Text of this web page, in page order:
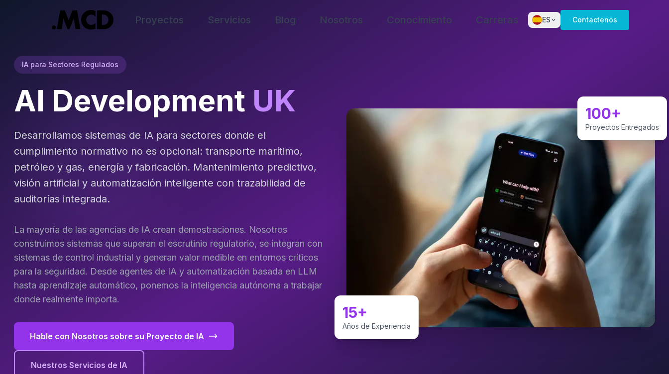
Proyectos Servicios Blog Nosotros Conocimiento Carreras ES
Français
Nederlands
Svenska
Italiano
Polski
Contactenos
IA para Sectores Regulados
AI Development UK
Desarrollamos sistemas de IA para sectores donde el
cumplimiento normativo no es opcional: transporte marítimo,
petróleo y gas, energía y fabricación. Mantenimiento predictivo,
visión artificial y automatización inteligente con trazabilidad de
auditorías integrada.
La mayoría de las agencias de IA crean demostraciones. Nosotros
construimos sistemas que superan el escrutinio regulatorio, se integran con
sistemas de control industrial y generan valor medible en entornos críticos
para la seguridad. Desde agentes de IA y automatización basada en LLM
hasta aprendizaje automático, ponemos la inteligencia autónoma a trabajar
donde realmente importa.
Hable con Nosotros sobre su Proyecto de IA
Nuestros Servicios de IA
15+
Años de Experiencia
100+
Proyectos Entregados